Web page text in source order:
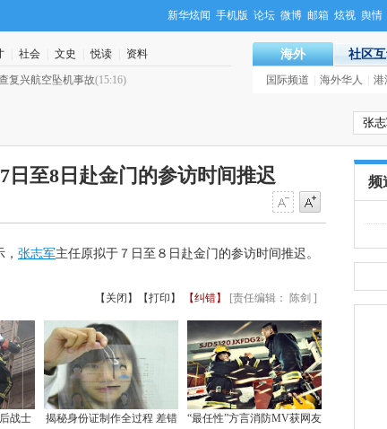
新华炫闻 手机版 论坛 微博 邮箱 炫视 舆情
社会 文史 悦读 资料
复兴航空坠机事故(15:16) 2015年1月新闻人物：奶茶妹妹
海外 社区
国际频道 海外华人 港
日至8日赴金门的参访时间推迟
张志军主任原拟于７日至８日赴金门的参访时间推迟。
【关闭】 【打印】 【纠错】 [责任编辑： 陈剑 ]
战士
揭秘身份证制作全过程 差错
“最任性”方言消防MV获网友
频